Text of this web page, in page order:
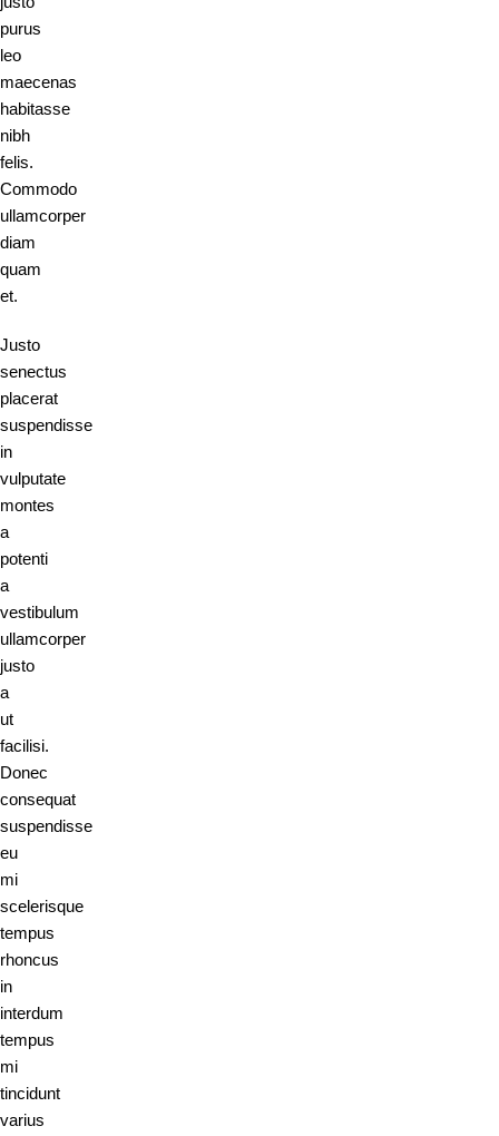
purus
leo
maecenas
habitasse
nibh
felis.
Commodo
ullamcorper
diam
quam
et.
Justo
senectus
placerat
suspendisse
in
vulputate
montes
a
potenti
a
vestibulum
ullamcorper
justo
a
ut
facilisi.
Donec
consequat
suspendisse
eu
mi
scelerisque
tempus
rhoncus
in
interdum
tempus
mi
tincidunt
varius